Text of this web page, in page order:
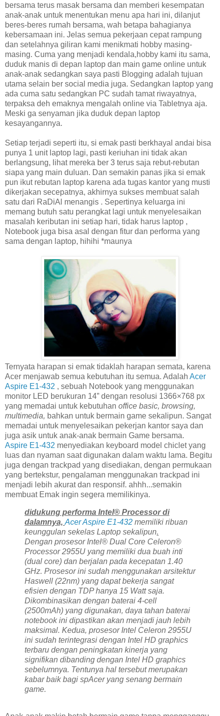
bersama terus masak bersama dan memberi kesempatan
anak-anak untuk menentukan menu apa hari ini, dilanjut
beres-beres rumah bersama, wah betapa bahagianya
kebersamaan ini. Jelas semua pekerjaan cepat rampung
dan setelahnya giliran kami menikmati hobby masing-
masing. Cuma yang menjadi kendala,hobby kami itu sama,
duduk manis di depan laptop dan main game online untuk
anak-anak sedangkan saya pasti Blogging adalah tujuan
utama selain ber social media juga. Sedangkan laptop yang
ada cuma satu sedangkan PC sudah tamat riwayatnya,
terpaksa deh emaknya mengalah online via Tabletnya aja.
Meski ga senyaman jika duduk depan laptop
kesayangannya.
Setiap terjadi seperti itu, si emak pasti berkhayal andai bisa
punya 1 unit laptop lagi, pasti keriuhan ini tidak akan
berlangsung, lihat mereka ber 3 terus saja rebut-rebutan
siapa yang main duluan. Dan semakin panas jika si emak
pun ikut rebutan laptop karena ada tugas kantor yang musti
dikerjakan secepatnya, akhirnya sukses membuat salah
satu dari RaDiAl menangis . Sepertinya keluarga ini
memang butuh satu perangkat lagi untuk menyelesaikan
masalah keributan ini setiap hari, tidak harus laptop ,
Notebook juga bisa asal dengan fitur dan performa yang
sama dengan laptop, hihihi *maunya
Ternyata harapan si emak tidaklah harapan semata, karena
Acer menjawab semua kebutuhan itu semua. Adalah Acer
Aspire E1-432 , sebuah Notebook yang menggunakan
monitor LED berukuran 14” dengan resolusi 1366×768 px
yang memadai untuk kebutuhan office basic, browsing,
multimedia, bahkan untuk bermain game sekalipun. Sangat
memadai untuk menyelesaikan pekerjan kantor saya dan
juga asik untuk anak-anak bermain Game bersama.
Aspire E1-432 menyediakan keyboard model chiclet yang
luas dan nyaman saat digunakan dalam waktu lama. Begitu
juga dengan trackpad yang disediakan, dengan permukaan
yang bertekstur, pengalaman menggunakan trackpad ini
menjadi lebih akurat dan responsif. ahhh...semakin
membuat Emak ingin segera memilikinya.
didukung performa Intel® Processor di
dalamnya, Acer Aspire E1-432 memiliki ribuan
keunggulan sekelas Laptop sekalipun.
Dengan prosesor Intel® Dual Core Celeron®
Processor 2955U yang memiliki dua buah inti
(dual core) dan berjalan pada kecepatan 1.40
GHz. Prosesor ini sudah menggunakan arsitektur
Haswell (22nm) yang dapat bekerja sangat
efisien dengan TDP hanya 15 Watt saja.
Dikombinasikan dengan baterai 4-cell
(2500mAh) yang digunakan, daya tahan baterai
notebook ini dipastikan akan menjadi jauh lebih
maksimal. Kedua, prosesor Intel Celeron 2955U
ini sudah terintegrasi dengan Intel HD graphics
terbaru dengan peningkatan kinerja yang
signifikan dibanding dengan Intel HD graphics
sebelumnya. Tentunya hal tersebut merupakan
kabar baik bagi spAcer yang senang bermain
game.